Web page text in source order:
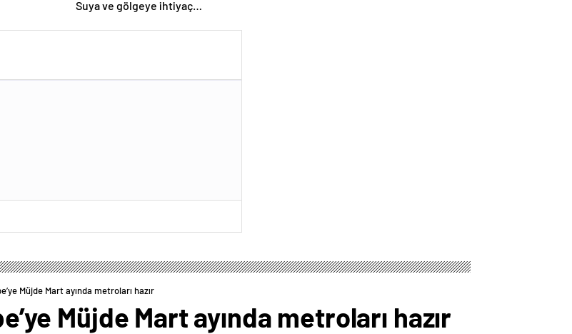
Suya ve gölgeye ihtiyaç
veriyor!
Müjde Mart ayında metroları hazır
Müjde Mart ayında metroları hazır